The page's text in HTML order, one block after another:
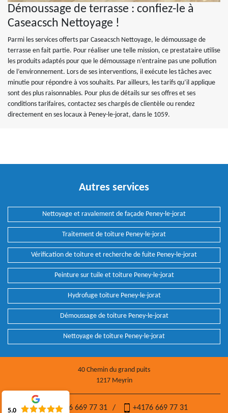
Démoussage de terrasse : confiez-le à
Caseacsch Nettoyage !
Parmi les services offerts par Caseacsch Nettoyage, le démoussage de
terrasse en fait partie. Pour réaliser une telle mission, ce prestataire utilise
les produits adaptés pour que le démoussage n’entraine pas une pollution
de l’environnement. Lors de ses interventions, il exécute les tâches avec
minutie pour répondre à vos souhaits. Par ailleurs, les tarifs qu’il applique
sont des plus raisonnables. Pour plus de détails sur ses offres et ses
conditions tarifaires, contactez ses chargés de clientèle ou rendez
directement en ses locaux à Peney-le-jorat, dans le 1059.
Autres services
Nettoyage et ravalement de façade Peney-le-jorat
Traitement de toiture Peney-le-jorat
Vérification de toiture et recherche de fuite Peney-le-jorat
Peinture sur tuile et toiture Peney-le-jorat
Hydrofuge toiture Peney-le-jorat
Démoussage de toiture Peney-le-jorat
Nettoyage de toiture Peney-le-jorat
40 Chemin du grand puits
1217 Meyrin
+4176 669 77 31 / +4176 669 77 31
5.0